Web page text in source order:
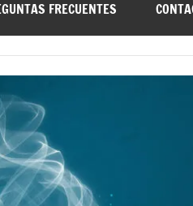
FRECUENTES